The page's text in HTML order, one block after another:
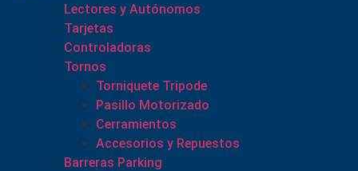
Lectores y Autónomos
Tarjetas
Controladoras
Tornos
Torniquete Tripode
Pasillo Motorizado
Cerramientos
Accesorios y Repuestos
Barreras Parking